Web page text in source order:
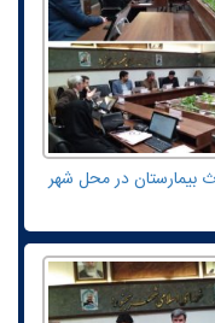
بیمارستان در محل شهر